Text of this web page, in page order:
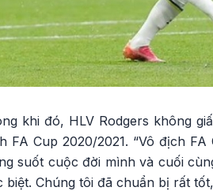
khi đó, HLV Rodgers không
FA Cup 2020/2021. “Vô địch
suốt cuộc đời mình và cuối
biệt. Chúng tôi đã chuẩn bị rất